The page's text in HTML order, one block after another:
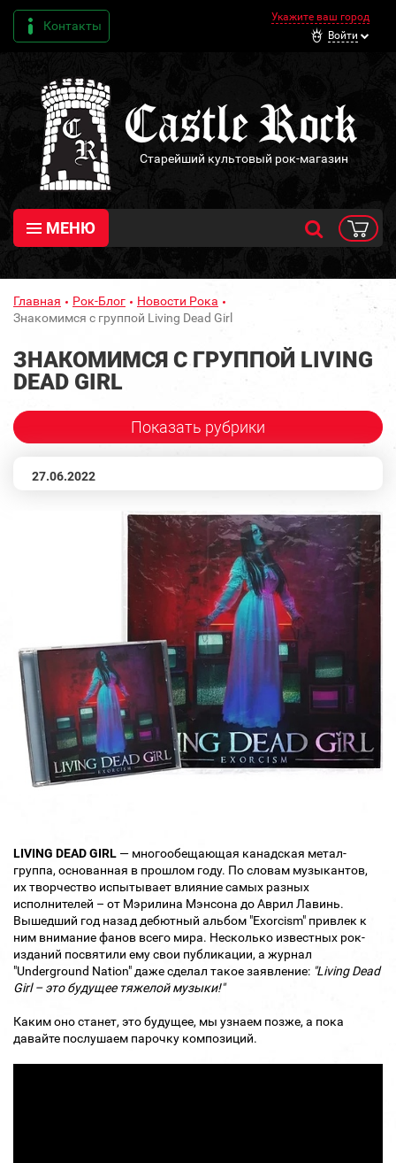
Контакты
Укажите ваш город
Войти
Старейший культовый рок-магазин
МЕНЮ
Главная Рок-Блог
Новости Рока
Знакомимся с группой Living Dead Girl
ЗНАКОМИМСЯ С ГРУППОЙ LIVING
DEAD GIRL
Показать рубрики
27.06.2022
LIVING DEAD GIRL — многообещающая канадская метал-
группа, основанная в прошлом году. По словам музыкантов,
их творчество испытывает влияние самых разных
исполнителей – от Мэрилина Мэнсона до Аврил Лавинь.
Вышедший год назад дебютный альбом "Exorcism" привлек к
ним внимание фанов всего мира. Несколько известных рок-
изданий посвятили ему свои публикации, а журнал
"Underground Nation" даже сделал такое заявление: "Living Dead
Girl – это будущее тяжелой музыки!"
Каким оно станет, это будущее, мы узнаем позже, а пока
давайте послушаем парочку композиций.